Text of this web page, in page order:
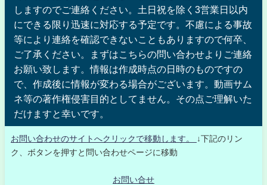
しますのでご連絡ください。土日祝を除く3営業日以内
にできる限り迅速に対応する予定です。不慮による事故
等により連絡を確認できないこともありますので何卒、
ご了承ください。まずはこちらの問い合わせよりご連絡
お願い致します。情報は作成時点の日時のものですの
で、作成後に情報が変わる場合がございます。動画サム
ネ等の著作権侵害目的としてません。その点ご理解いた
だけますと幸いです。
お問い合わせのサイトへクリックで移動します。
↓下記のリン
ク、ボタンを押すと問い合わせページに移動
お問い合せ